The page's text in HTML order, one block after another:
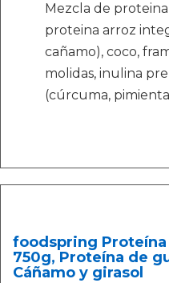
Mezcla de
proteina arroz
cañamo), coco,
molidas, inulina
(cúrcuma,
foodspring Proteína
750g, Proteína de
Cáñamo y girasol